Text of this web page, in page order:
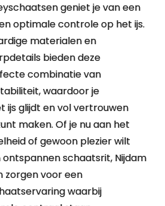
geniet je van een
optimale controle op het ijs.
materialen en
bieden deze
combinatie van
waardoor je
ijs glijdt en vol vertrouwen
maken. Of je nu aan het
of gewoon plezier wilt
schaatsrit, Nijdam
zorgen voor een
waarbij